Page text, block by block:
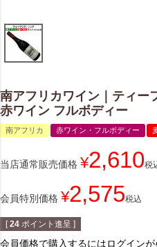
南アフリカワイン｜ティー
赤ワイン フルボディー
南アフリカ 赤ワイン・フルボディー
当店通常販売価格 ¥2,610税
会員特別価格 ¥2,575税込
[ 24 ポイント進呈 ]
会員価格で購入するにはログインが